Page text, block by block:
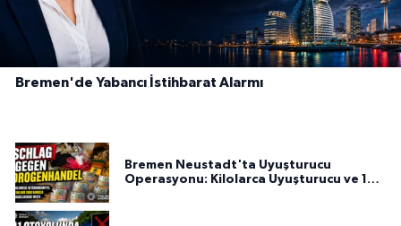
Bremen'de Yabancı İstihbarat Alarmı
Bremen Neustadt'ta Uyuşturucu
Operasyonu: Kilolarca Uyuşturucu ve 100